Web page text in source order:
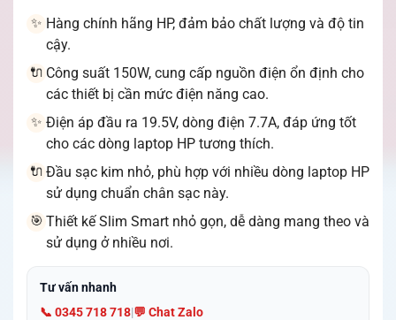
✨ Hàng chính hãng HP, đảm bảo chất lượng và độ tin
cậy.
🔌 Công suất 150W, cung cấp nguồn điện ổn định cho
các thiết bị cần mức điện năng cao.
✨ Điện áp đầu ra 19.5V, dòng điện 7.7A, đáp ứng tốt
cho các dòng laptop HP tương thích.
🔌 Đầu sạc kim nhỏ, phù hợp với nhiều dòng laptop HP
sử dụng chuẩn chân sạc này.
🎯 Thiết kế Slim Smart nhỏ gọn, dễ dàng mang theo và
sử dụng ở nhiều nơi.
Tư vấn nhanh
📞 0345 718 718|💬 Chat Zalo